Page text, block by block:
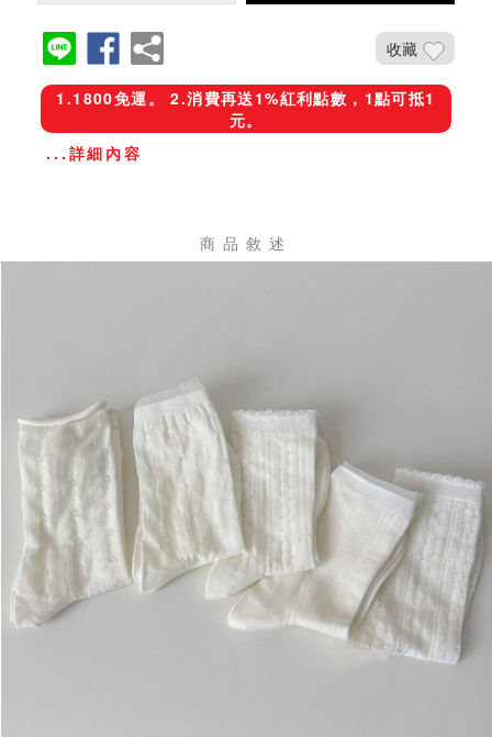
收藏
1.1800免運。 2.消費再送1%紅利點數，1點可抵1
元。
...詳細內容
商品敘述